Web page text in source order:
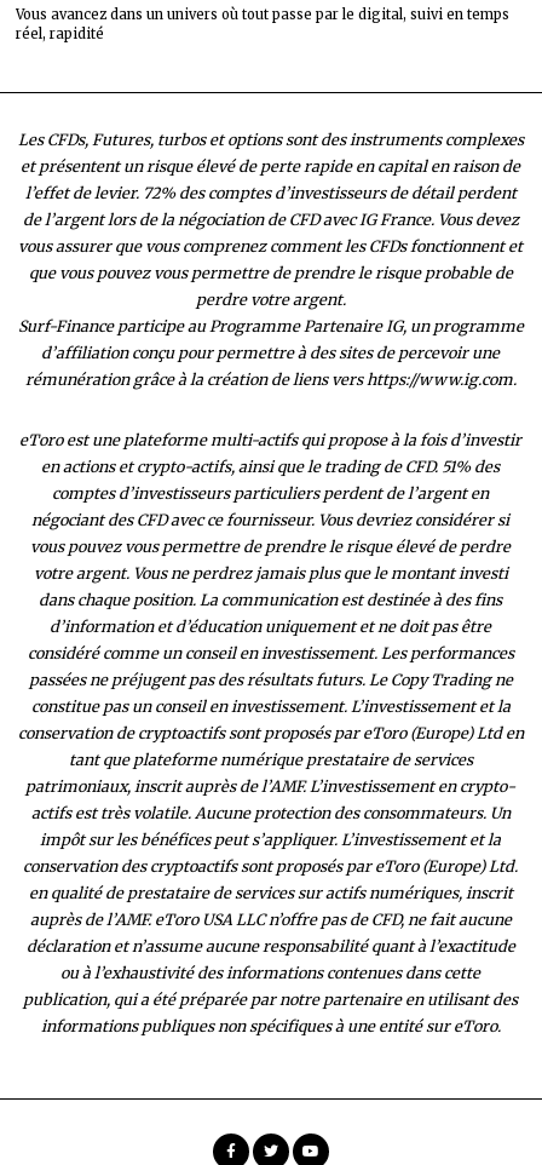
Vous avancez dans un univers où tout passe par le digital, suivi en temps
réel, rapidité
Les CFDs, Futures, turbos et options sont des instruments complexes
et présentent un risque élevé de perte rapide en capital en raison de
l’effet de levier. 72% des comptes d’investisseurs de détail perdent
de l’argent lors de la négociation de CFD avec IG France. Vous devez
vous assurer que vous comprenez comment les CFDs fonctionnent et
que vous pouvez vous permettre de prendre le risque probable de
perdre votre argent.
Surf-Finance participe au Programme Partenaire IG, un programme
d’affiliation conçu pour permettre à des sites de percevoir une
rémunération grâce à la création de liens vers https://www.ig.com.
eToro est une plateforme multi-actifs qui propose à la fois d’investir
en actions et crypto-actifs, ainsi que le trading de CFD. 51% des
comptes d’investisseurs particuliers perdent de l’argent en
négociant des CFD avec ce fournisseur. Vous devriez considérer si
vous pouvez vous permettre de prendre le risque élevé de perdre
votre argent. Vous ne perdrez jamais plus que le montant investi
dans chaque position. La communication est destinée à des fins
d’information et d’éducation uniquement et ne doit pas être
considéré comme un conseil en investissement. Les performances
passées ne préjugent pas des résultats futurs. Le Copy Trading ne
constitue pas un conseil en investissement. L’investissement et la
conservation de cryptoactifs sont proposés par eToro (Europe) Ltd en
tant que plateforme numérique prestataire de services
patrimoniaux, inscrit auprès de l’AMF. L’investissement en crypto-
actifs est très volatile. Aucune protection des consommateurs. Un
impôt sur les bénéfices peut s’appliquer. L’investissement et la
conservation des cryptoactifs sont proposés par eToro (Europe) Ltd.
en qualité de prestataire de services sur actifs numériques, inscrit
auprès de l’AMF. eToro USA LLC n’offre pas de CFD, ne fait aucune
déclaration et n’assume aucune responsabilité quant à l’exactitude
ou à l’exhaustivité des informations contenues dans cette
publication, qui a été préparée par notre partenaire en utilisant des
informations publiques non spécifiques à une entité sur eToro.